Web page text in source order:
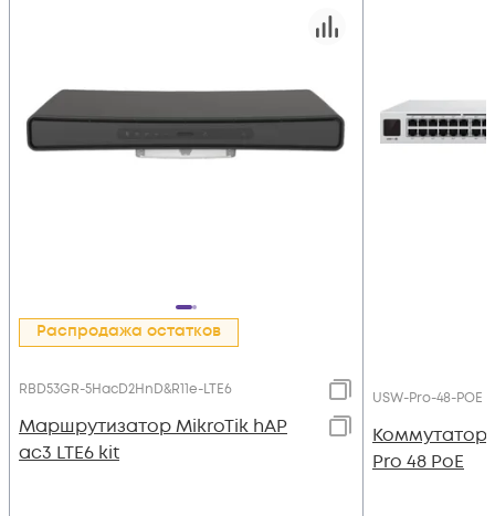
Распродажа остатков
RBD53GR-5HacD2HnD&R11e-LTE6
Маршрутизатор MikroTik hAP
ac3 LTE6 kit
USW-Pro-48-POE
Коммутатор
Pro 48 PoE